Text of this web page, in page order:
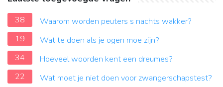
38
Waarom worden peuters s nachts wakker?
19
Wat te doen als je ogen moe zijn?
34
Hoeveel woorden kent een dreumes?
22
Wat moet je niet doen voor zwangerschapstest?